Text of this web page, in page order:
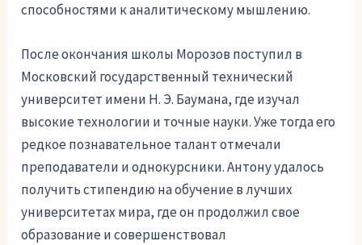
способностями к аналитическому мышлению.
После окончания школы Морозов поступил в
Московский государственный технический
университет имени Н. Э. Баумана, где изучал
высокие технологии и точные науки. Уже тогда его
редкое познавательное талант отмечали
преподаватели и однокурсники. Антону удалось
получить стипендию на обучение в лучших
университетах мира, где он продолжил свое
образование и совершенствовал